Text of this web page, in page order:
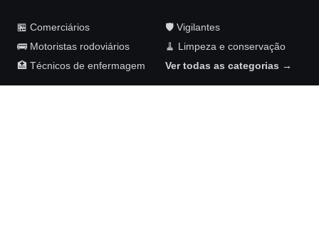
🏪 Comerciários
🛡️ Vigilantes
🚌 Motoristas rodoviários
🧹 Limpeza e conservação
🏥 Técnicos de enfermagem
Ver todas as categorias →